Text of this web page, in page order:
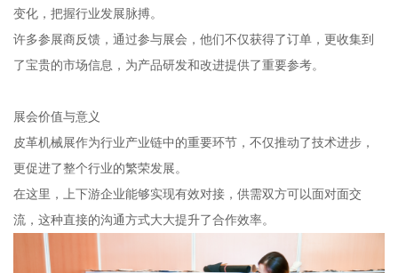
变化，把握行业发展脉搏。
许多参展商反馈，通过参与展会，他们不仅获得了订单，更收集到
了宝贵的市场信息，为产品研发和改进提供了重要参考。
展会价值与意义
皮革机械展作为行业产业链中的重要环节，不仅推动了技术进步，
更促进了整个行业的繁荣发展。
在这里，上下游企业能够实现有效对接，供需双方可以面对面交
流，这种直接的沟通方式大大提升了合作效率。